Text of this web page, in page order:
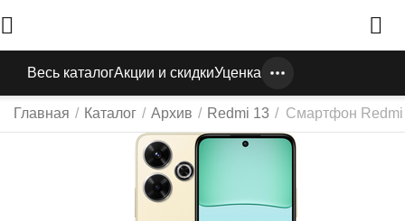
Весь каталогАкции и скидкиУценка
Главная / Каталог / Архив / Redmi 13 / Смартфон Redmi